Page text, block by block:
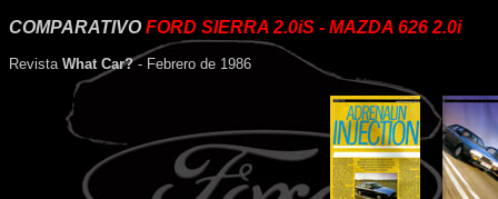
COMPARATIVOFORD SIERRA 2.0iS - MAZDA 626 2.0i
Revista What Car?- Febrero de 1986